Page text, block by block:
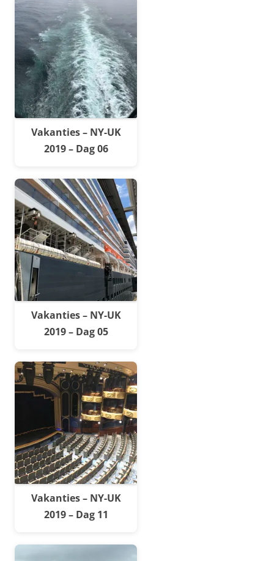
Vakanties – NY-UK
2019 – Dag 06
Vakanties – NY-UK
2019 – Dag 05
Vakanties – NY-UK
2019 – Dag 11